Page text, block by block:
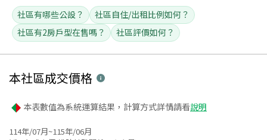
社區有哪些公設？
社區自住/出租比例如何？
社區有2房戶型在售嗎？
社區評價如何？
本社區成交價格
本表數值為系統運算結果，計算方式詳情請看說明
114年/07月~115年/06月